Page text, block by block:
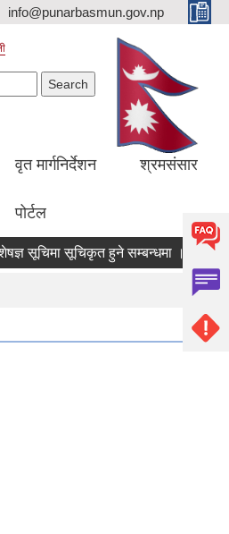
info@punarbasmun.gov.np
वृत मार्गनिर्देशन
पोर्टल
श्रमसंसार
सूचिमा सूचिकृत हुने सम्बन्धमा ।